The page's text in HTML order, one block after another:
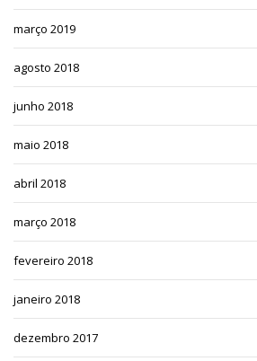
março 2019
agosto 2018
junho 2018
maio 2018
abril 2018
março 2018
fevereiro 2018
janeiro 2018
dezembro 2017